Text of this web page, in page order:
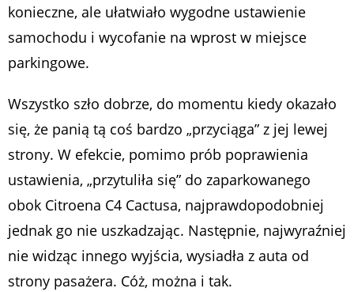
konieczne, ale ułatwiało wygodne ustawienie
samochodu i wycofanie na wprost w miejsce
parkingowe.
Wszystko szło dobrze, do momentu kiedy okazało
się, że panią tą coś bardzo „przyciąga” z jej lewej
strony. W efekcie, pomimo prób poprawienia
ustawienia, „przytuliła się” do zaparkowanego
obok Citroena C4 Cactusa, najprawdopodobniej
jednak go nie uszkadzając. Następnie, najwyraźniej
nie widząc innego wyjścia, wysiadła z auta od
strony pasażera. Cóż, można i tak.